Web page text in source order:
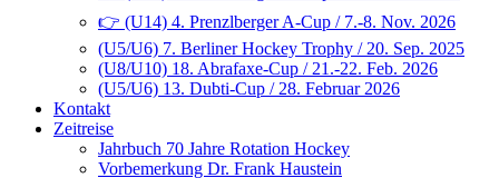
👉 (U14) 4. Prenzlberger A-Cup / 7.-8. Nov. 2026
(U5/U6) 7. Berliner Hockey Trophy / 20. Sep. 2025
(U8/U10) 18. Abrafaxe-Cup / 21.-22. Feb. 2026
(U5/U6) 13. Dubti-Cup / 28. Februar 2026
Kontakt
Zeitreise
Jahrbuch 70 Jahre Rotation Hockey
Vorbemerkung Dr. Frank Haustein